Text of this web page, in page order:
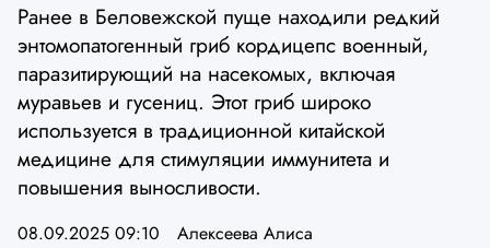
Ранее в Беловежской пуще находили редкий
энтомопатогенный гриб кордицепс военный,
паразитирующий на насекомых, включая
муравьев и гусениц. Этот гриб широко
используется в традиционной китайской
медицине для стимуляции иммунитета и
повышения выносливости.
08.09.2025 09:10
Алексеева Алиса